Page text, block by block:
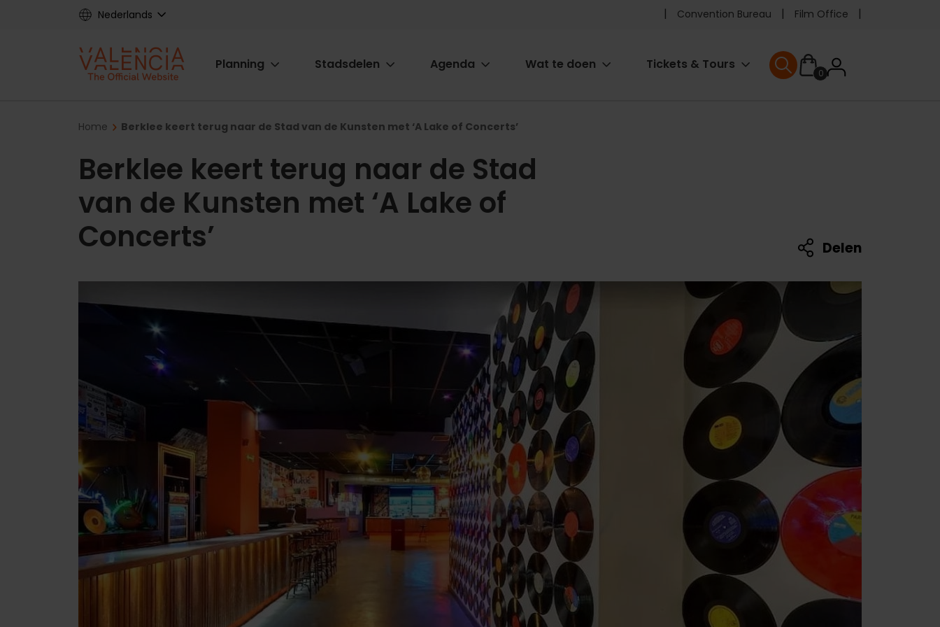
Nederlands
Pre
header
Convention Bureau Film Office
Main
Planning Stadsdelen Agenda Wat te doen Tickets & Tours
0User
User menu
Breadcrumb
Home Berklee keert terug naar de Stad van de Kunsten met ‘A Lake of Concerts’
Berklee keert terug naar de Stad
van de Kunsten met ‘A Lake of
Concerts’
Delen